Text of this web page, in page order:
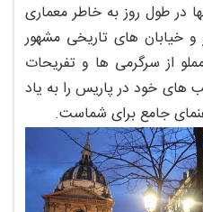
در طول روز به‌ خاطر معماری
و خیابان‌ های تاریخی مشهور
از سرگرمی‌ ها و تفریحات
خود در پاریس را به یاد
جامع برای شماست.